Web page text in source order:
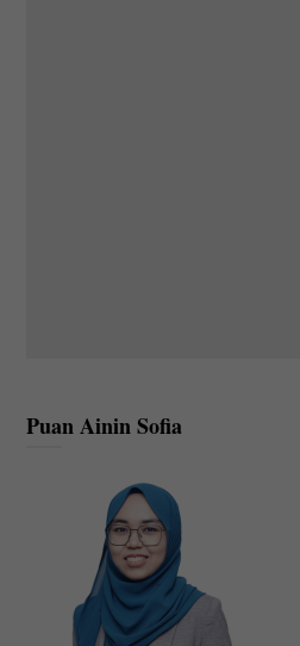
Puan Ainin Sofia